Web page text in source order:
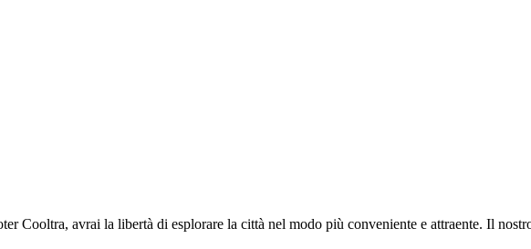
Cooltra, avrai la libertà di esplorare la città nel modo più conveniente e attraente. Il